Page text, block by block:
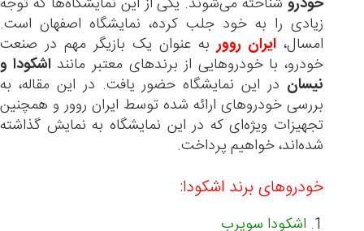
زیادی را به خود جلب کرده، نمایشگاه اصفهان است.
امسال،ایران رووربه عنوان یک بازیگر مهم در صنعت
خودرو، با خودروهایی از برندهای معتبر ماننداشکودا و
نیساندر این نمایشگاه حضور یافت. در این مقاله، به
بررسی خودروهای ارائه شده توسط ایران روور و همچنین
تجهیزات ویژه‌ای که در این نمایشگاه به نمایش گذاشته
شده‌اند، خواهیم پرداخت.
خودروهای برند اشکودا:
اشکودا سوپرب